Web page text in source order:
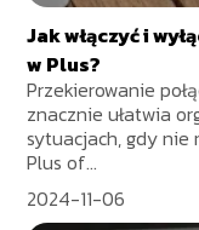
Jak włączyć i
w Plus?
Przekierowanie
znacznie ułatwia
sytuacjach, gdy
Plus of...
2024-11-06